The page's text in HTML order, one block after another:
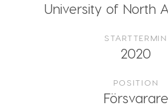
University of North
STARTTERMIN
2020
POSITION
Försvarare